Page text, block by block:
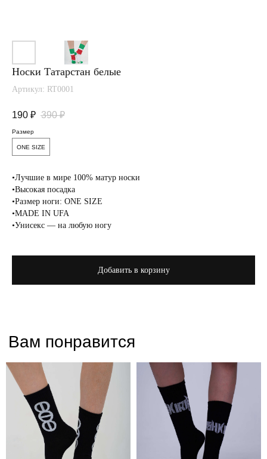
Носки Татарстан белые
Артикул: RT0001
190 ₽ 390 ₽
Размер
ONE SIZE
•Лучшие в мире 100% матур носки
•Высокая посадка
•Размер ноги: ONE SIZE
•MADE IN UFA
•Унисекс — на любую ногу
Добавить в корзину